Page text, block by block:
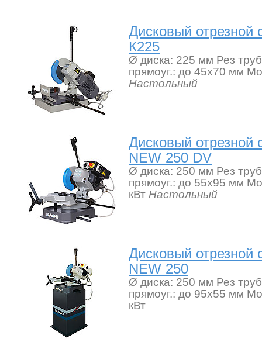
Дисковый отрезной
К225
Ø диска: 225 мм Рез
прямоуг.: до 45x70 мм
Настольный
Дисковый отрезной
NEW 250 DV
Ø диска: 250 мм Рез
прямоуг.: до 55х95 мм
кВт Настольный
Дисковый отрезной
NEW 250
Ø диска: 250 мм Рез
прямоуг.: до 95х55 мм
кВт